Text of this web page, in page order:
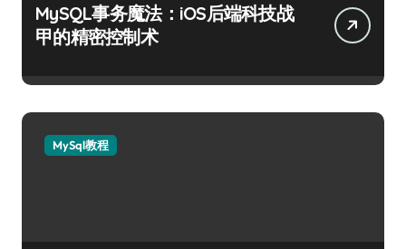
MySQL事务魔法：iOS后端科技战
甲的精密控制术
MySql教程